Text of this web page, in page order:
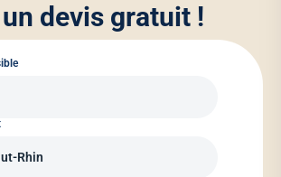
devis gratuit !